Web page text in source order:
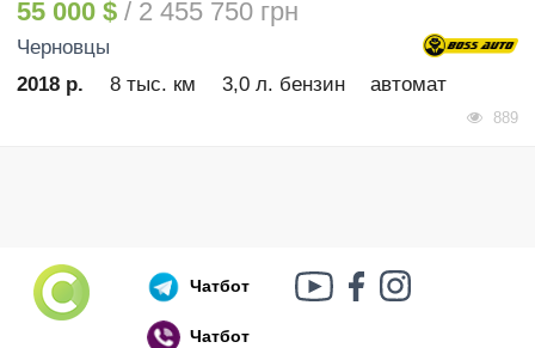
55 000 $ / 2 455 750 грн
Черновцы
2018 р.
8 тыс. км 3,0 л. бензин автомат
889
Чатбот
Чатбот